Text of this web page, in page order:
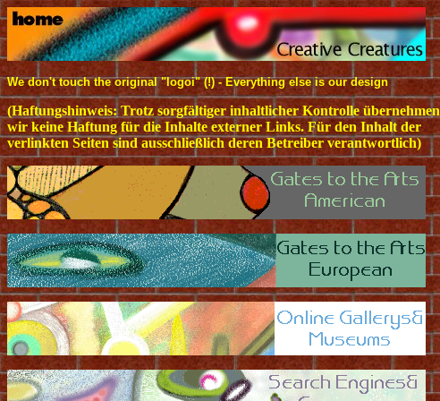
We don't touch the original "logoi" (!) - Everything else is our design
(Haftungshinweis: Trotz sorgfältiger inhaltlicher Kontrolle übernehmen
wir keine Haftung für die Inhalte externer Links. Für den Inhalt der
verlinkten Seiten sind ausschließlich deren Betreiber verantwortlich)